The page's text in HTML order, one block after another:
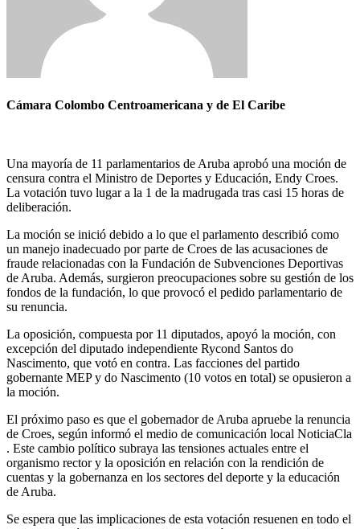
Cámara Colombo Centroamericana y de El Caribe
Una mayoría de 11 parlamentarios de Aruba aprobó una moción de
censura contra el Ministro de Deportes y Educación, Endy Croes.
La votación tuvo lugar a la 1 de la madrugada tras casi 15 horas de
deliberación.
La moción se inició debido a lo que el parlamento describió como
un manejo inadecuado por parte de Croes de las acusaciones de
fraude relacionadas con la Fundación de Subvenciones Deportivas
de Aruba. Además, surgieron preocupaciones sobre su gestión de los
fondos de la fundación, lo que provocó el pedido parlamentario de
su renuncia.
La oposición, compuesta por 11 diputados, apoyó la moción, con
excepción del diputado independiente Rycond Santos do
Nascimento, que votó en contra. Las facciones del partido
gobernante MEP y do Nascimento (10 votos en total) se opusieron a
la moción.
El próximo paso es que el gobernador de Aruba apruebe la renuncia
de Croes, según informó el medio de comunicación local NoticiaCla
. Este cambio político subraya las tensiones actuales entre el
organismo rector y la oposición en relación con la rendición de
cuentas y la gobernanza en los sectores del deporte y la educación
de Aruba.
Se espera que las implicaciones de esta votación resuenen en todo el